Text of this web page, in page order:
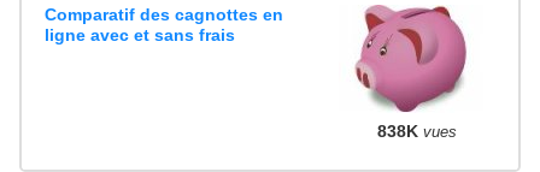
Comparatif des cagnottes en
ligne avec et sans frais
838K vues